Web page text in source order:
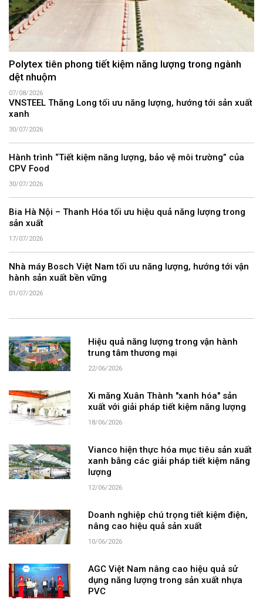
Polytex tiên phong tiết kiệm năng lượng trong ngành
dệt nhuộm
07/08/2026
VNSTEEL Thăng Long tối ưu năng lượng, hướng tới sản xuất
xanh
30/07/2026
Hành trình “Tiết kiệm năng lượng, bảo vệ môi trường” của
CPV Food
30/07/2026
Bia Hà Nội – Thanh Hóa tối ưu hiệu quả năng lượng trong
sản xuất
17/07/2026
Nhà máy Bosch Việt Nam tối ưu năng lượng, hướng tới vận
hành sản xuất bền vững
01/07/2026
Hiệu quả năng lượng trong vận hành
trung tâm thương mại
22/06/2026
Xi măng Xuân Thành "xanh hóa" sản
xuất với giải pháp tiết kiệm năng lượng
18/06/2026
Vianco hiện thực hóa mục tiêu sản xuất
xanh bằng các giải pháp tiết kiệm năng
lượng
12/06/2026
Doanh nghiệp chú trọng tiết kiệm điện,
nâng cao hiệu quả sản xuất
10/06/2026
AGC Việt Nam nâng cao hiệu quả sử
dụng năng lượng trong sản xuất nhựa
PVC